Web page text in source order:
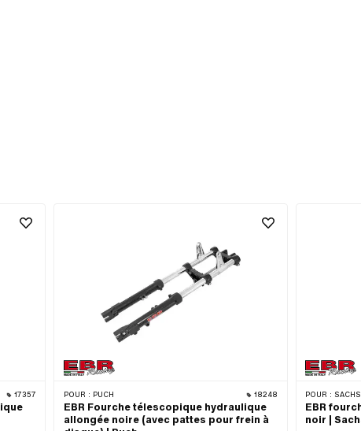
17357 POUR : PUCH 18248
EBR Fourche télescopique hydraulique
allongée noire (avec pattes pour frein à
POUR :
EBR
noir |